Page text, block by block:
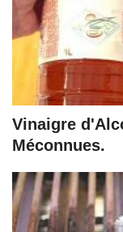
Vinaigre
Méconnues.